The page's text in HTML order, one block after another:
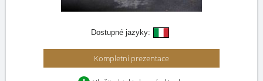
Dostupné jazyky:
Kompletní prezentace